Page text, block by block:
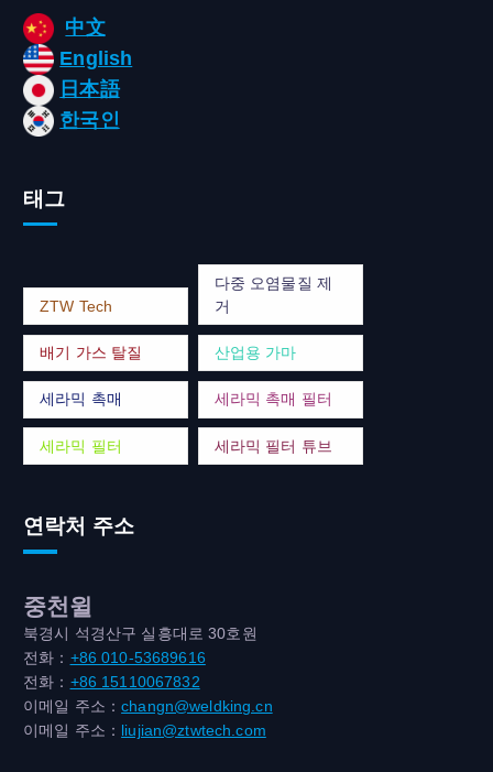
中文
English
日本語
한국인
태그
ZTW Tech
다중 오염물질 제
거
배기 가스 탈질 산업용 가마
세라믹 촉매 세라믹 촉매 필터
세라믹 필터 세라믹 필터 튜브
연락처 주소
중천윌
북경시 석경산구 실흥대로 30호원
전화： +86 010-53689616
전화： +86 15110067832
이메일 주소：changn@weldking.cn
이메일 주소： liujian@ztwtech.com